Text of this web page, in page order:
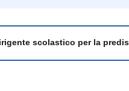
scolastico per la